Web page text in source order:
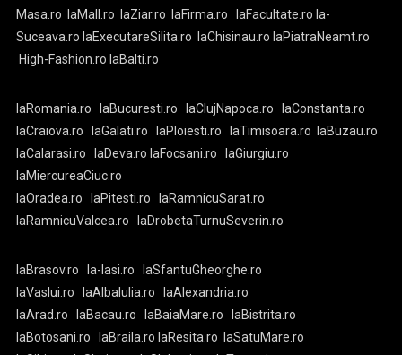
Masa.ro
laMall.ro laZiar.ro laFirma.ro laFacultate.ro la-
Suceava.ro laExecutareSilita.ro laChisinau.ro laPiatraNeamt.ro
High-Fashion.ro laBalti.ro
laRomania.ro laBucuresti.ro laClujNapoca.ro
laConstanta.ro
laCraiova.ro
laGalati.ro laPloiesti.ro laTimisoara.ro
laBuzau.ro
laCalarasi.ro
laDeva.ro laFocsani.ro
laGiurgiu.ro
laMiercureaCiuc.ro
laOradea.ro
laPitesti.ro
laRamnicuSarat.ro
laRamnicuValcea.ro
laDrobetaTurnuSeverin.ro
laBrasov.ro la-Iasi.ro
laSfantuGheorghe.ro
laVaslui.ro
laAlbaIulia.ro
laAlexandria.ro
laArad.ro
laBacau.ro laBaiaMare.ro
laBistrita.ro
laBotosani.ro
laBraila.ro laResita.ro
laSatuMare.ro